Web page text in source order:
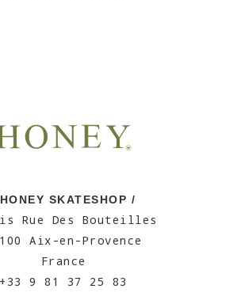
SKATESHOP /
Rue Des Bouteilles
Aix-en-Provence
France
+33 9 81 37 25 83